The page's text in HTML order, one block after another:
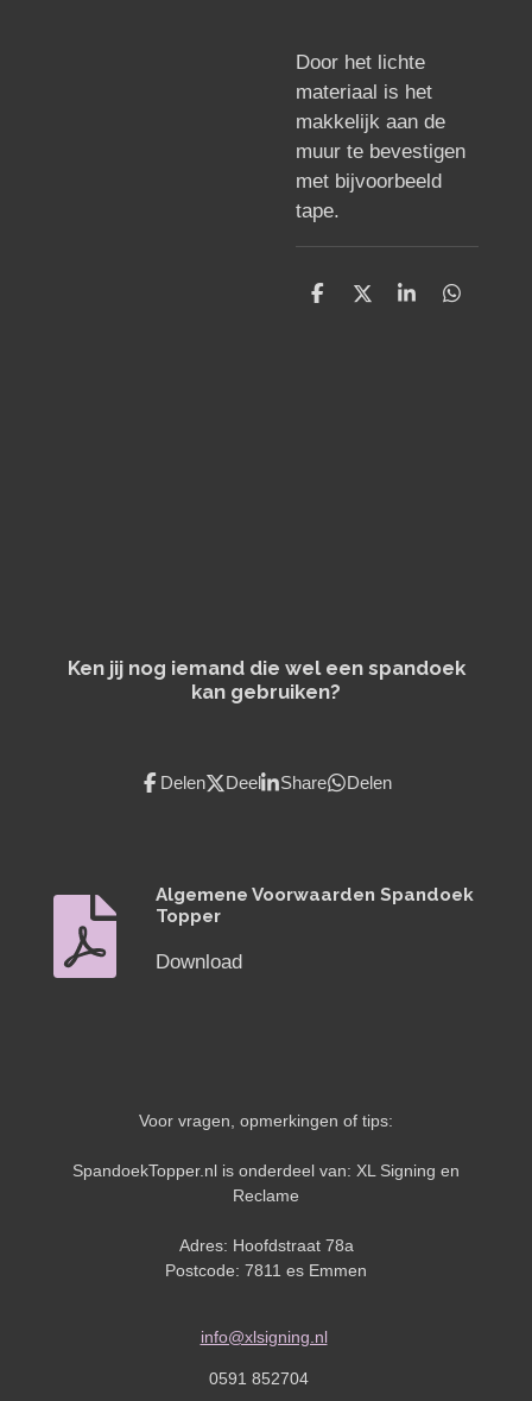
Door het lichte
materiaal is het
makkelijk aan de
muur te bevestigen
met bijvoorbeeld
tape.
D
D
S
D
Ken jij nog iemand die wel een spandoek
kan gebruiken?
Delen Deel Share Delen
Algemene Voorwaarden Spandoek
Topper
Download
Voor vragen, opmerkingen of tips:
SpandoekTopper.nl is onderdeel van: XL Signing en
Reclame
Adres: Hoofdstraat 78a
Postcode: 7811 es Emmen
info@xlsigning.nl
0591 852704